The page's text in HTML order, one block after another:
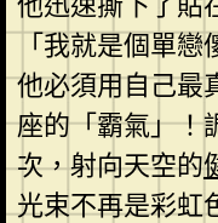
「我就是個單戀
他必須用自己最
座的「霸氣」！
次，射向天空的
光束不再是彩虹